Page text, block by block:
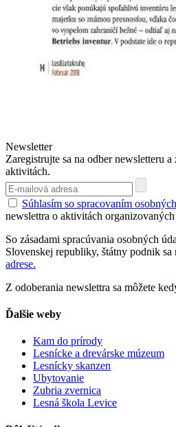
Newsletter
Zaregistrujte sa na odber newsletteru
aktivitách.
Súhlasím so spracovaním
newslettra o aktivitách
So zásadami spracúvania osobných
Slovenskej republiky, štátny podnik
adrese.
Z odoberania newslettra sa môžete
Ďalšie weby
Kam do prírody
Lesnícke a drevárske múzeum
Lesnícky skanzen
Ubytovanie
Zubria zvernica
Lesná škola Levice